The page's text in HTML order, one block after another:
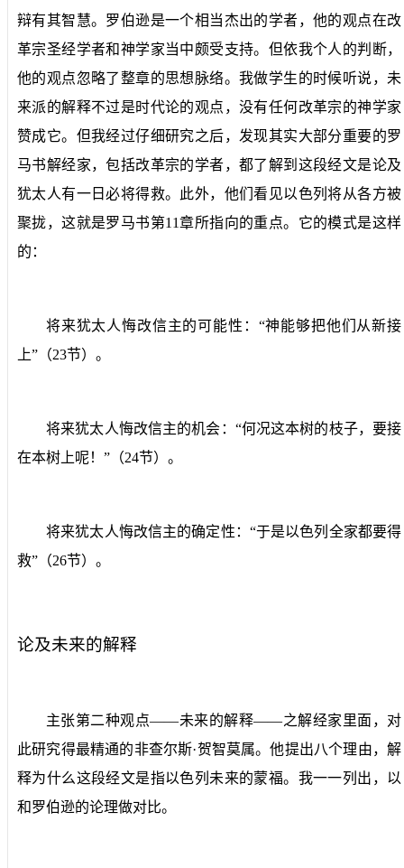
辩有其智慧。罗伯逊是一个相当杰出的学者，他的观点在改
革宗圣经学者和神学家当中颇受支持。但依我个人的判断，
他的观点忽略了整章的思想脉络。我做学生的时候听说，未
来派的解释不过是时代论的观点，没有任何改革宗的神学家
赞成它。但我经过仔细研究之后，发现其实大部分重要的罗
马书解经家，包括改革宗的学者，都了解到这段经文是论及
犹太人有一日必将得救。此外，他们看见以色列将从各方被
聚拢，这就是罗马书第11章所指向的重点。它的模式是这样
的：
将来犹太人悔改信主的可能性：“神能够把他们从新接
上”（23节）。
将来犹太人悔改信主的机会：“何况这本树的枝子，要接
在本树上呢！”（24节）。
将来犹太人悔改信主的确定性：“于是以色列全家都要得
救”（26节）。
论及未来的解释
主张第二种观点——未来的解释——之解经家里面，对
此研究得最精通的非查尔斯·贺智莫属。他提出八个理由，解
释为什么这段经文是指以色列未来的蒙福。我一一列出，以
和罗伯逊的论理做对比。